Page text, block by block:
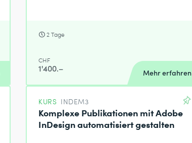
2 Tage
CHF
1'400.– Mehr erfahren
KURS INDEM3
Komplexe Publikationen mit Adobe
InDesign automatisiert gestalten